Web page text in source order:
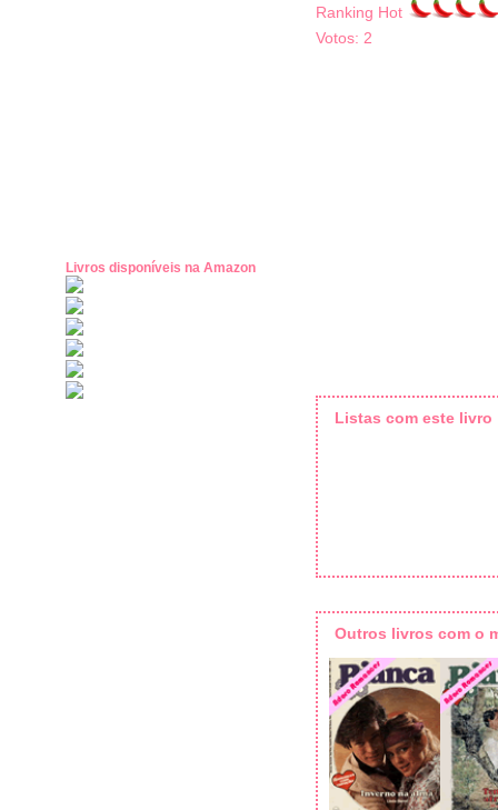
Livros disponíveis na Amazon
Ranking Hot
Votos: 2
Listas com este livro
Outros livros com o